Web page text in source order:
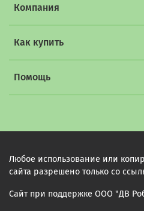
Компания
Как купить
Помощь
Любое использование или
сайта разрешено только со
Сайт при поддержке ООО "ДВ